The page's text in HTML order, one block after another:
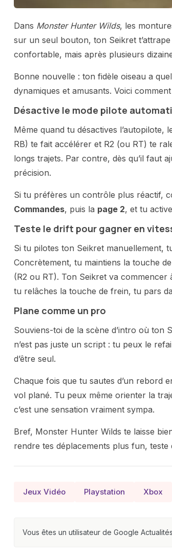
Dans Monster Hunter Wilds, les
sur un seul bouton, ton Seikret
confortable, mais après plusieurs
Bonne nouvelle : ton fidèle oiseau a
dynamiques et amusants. Voici
Désactive le mode pilote
Même quand tu désactives
RB) te fait accélérer et R2 (ou RT) te
longs trajets. Par contre, dès qu’il faut
précision.
Si tu préfères un contrôle plus réactif,
Commandes, puis la page 2, et tu
Teste le drift pour gagner en
Si tu pilotes ton Seikret manuellement,
Concrètement, tu maintiens la touche
(R2 ou RT). Ton Seikret va
tu relâches la touche de frein, tu pars
Plane comme un pro
Souviens-toi de la scène d’intro où ton
n’est pas juste un script : tu peux le
d’être seul.
Chaque fois que tu sautes d’un rebord
vol plané. Tu peux même orienter la
c’est une sensation vraiment sympa.
Bref, Monster Hunter Wilds te laisse
rendre tes déplacements plus fun,
Jeux Vidéo Playstation Xbox
Vous êtes un utilisateur de Google